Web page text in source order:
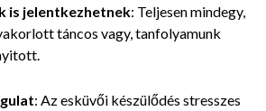
is jelentkezhetnek: Teljesen mindegy,
táncos vagy, tanfolyamunk
: Az esküvői készülődés stresszes